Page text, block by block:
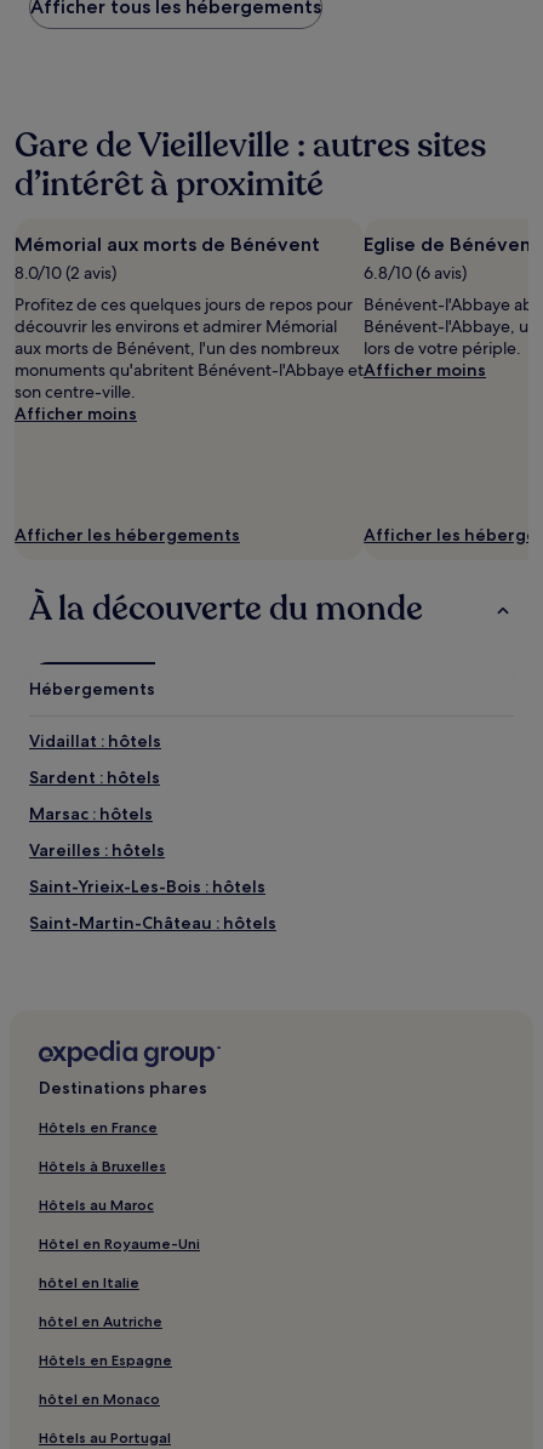
bas
trouvé
heures
sur
la
séjour
d’une
pour
2 adultes.
Les
prix
et
la
changer.
supplémentaires
peuvent
Afficher tous les hébergements
Gare de Vieilleville : autres sites
d’intérêt à proximité
Mémorial aux morts de Bénévent
8.0/10 (2 avis)
Profitez de ces quelques jours de repos pour
découvrir les environs et admirer Mémorial
aux morts de Bénévent, l'un des nombreux
monuments qu'abritent Bénévent-l'Abbaye et
son centre-ville.
Afficher moins
Afficher les hébergements
Eglise de
6.8/10 (6 avis)
Bénévent-l'Abbaye
Bénévent-l'Abbaye,
lors de votre périple.
Afficher moins
Afficher les
À la découverte du monde
Hébergements
Vidaillat : hôtels
Sardent : hôtels
Marsac : hôtels
Vareilles : hôtels
Saint-Yrieix-Les-Bois : hôtels
Saint-Martin-Château : hôtels
Fransèches : hôtels
Chambon-Sainte-Croix : hôtels
Saint-Laurent : hôtels
Saint-Éloi : hôtels
Gartempe : hôtels
Saint-Avit-Le-Pauvre : hôtels
Savennes : hôtels
Sous-Parsat : hôtels
Rocherolles : hôtels
La Poste Nord Est : hôtels
Gare de Montaigut-le-Blanc : hôtels à proximité
Destinations phares
Hôtels en France
Hôtels à Bruxelles
Hôtels au Maroc
Hôtel en Royaume-Uni
hôtel en Italie
hôtel en Autriche
Hôtels en Espagne
hôtel en Monaco
Hôtels au Portugal